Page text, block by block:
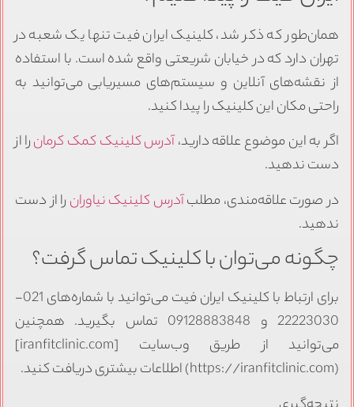
همان‌طور که ذکر شد، کلینیک ایران فیت تنها یک شعبه در
تهران دارد که در خیابان شریعتی واقع شده است. با استفاده
از نقشه‌های آنلاین و سیستم‌های مسیریابی می‌توانید به
راحتی مکان این کلینیک را پیدا کنید.
اگر به این موضوع علاقه دارید،آدرس کلینیک کمک کرمانرا از
دست ندهید.
در صورت علاقه‌مندی، مطلبآدرس کلینیک نیاورانرا از دست
ندهید.
چگونه می‌توان با کلینیک تماس گرفت؟
برای ارتباط با کلینیک ایران فیت می‌توانید با شماره‌های 021-
22223030 و 09128883848 تماس بگیرید. همچنین
می‌توانید از طریق وب‌سایت [iranfitclinic.com]
(https://iranfitclinic.com) اطلاعات بیشتری دریافت کنید.